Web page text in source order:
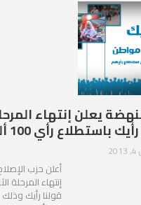
يعلن إنتهاء
رأي 100 ألف مواطن
أعلن حزب
إنتهاء المرحلة
قولنا رأيك